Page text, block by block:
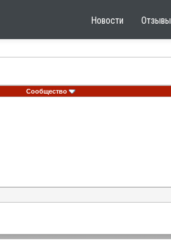
Новости Отзывы
Сообщество